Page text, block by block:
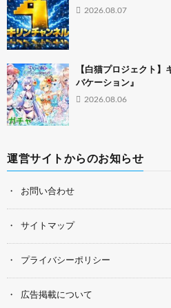
2026.08.07
【白猫プロジェクト】
バケーション』
2026.08.06
運営サイトからのお知らせ
お問い合わせ
サイトマップ
プライバシーポリシー
広告掲載について